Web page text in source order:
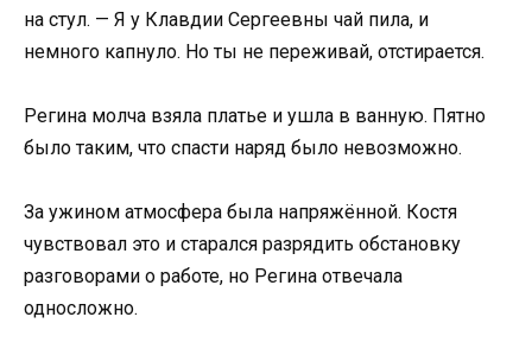
на стул. — Я у Клавдии Сергеевны чай пила, и
немного капнуло. Но ты не переживай, отстирается.
Регина молча взяла платье и ушла в ванную. Пятно
было таким, что спасти наряд было невозможно.
За ужином атмосфера была напряжённой. Костя
чувствовал это и старался разрядить обстановку
разговорами о работе, но Регина отвечала
односложно.